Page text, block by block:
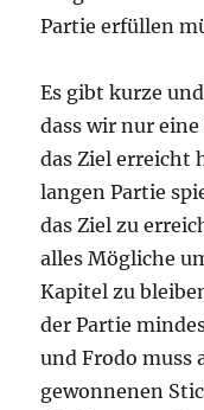
Partie erfüllen
Es gibt kurze
dass wir nur
das Ziel erreicht
langen Partie
das Ziel zu
alles Mögliche
Kapitel zu
der Partie
und Frodo muss
gewonnenen